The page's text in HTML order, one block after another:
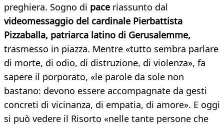
preghiera. Sogno di pace riassunto dal
videomessaggio del cardinale Pierbattista
Pizzaballa, patriarca latino di Gerusalemme,
trasmesso in piazza. Mentre «tutto sembra parlare
di morte, di odio, di distruzione, di violenza», fa
sapere il porporato, «le parole da sole non
bastano: devono essere accompagnate da gesti
concreti di vicinanza, di empatia, di amore». E oggi
si può vedere il Risorto «nelle tante persone che